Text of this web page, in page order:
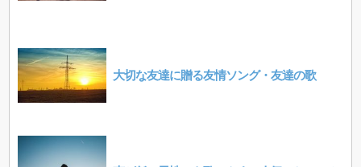
大切な友達に贈る友情ソング・友達の歌